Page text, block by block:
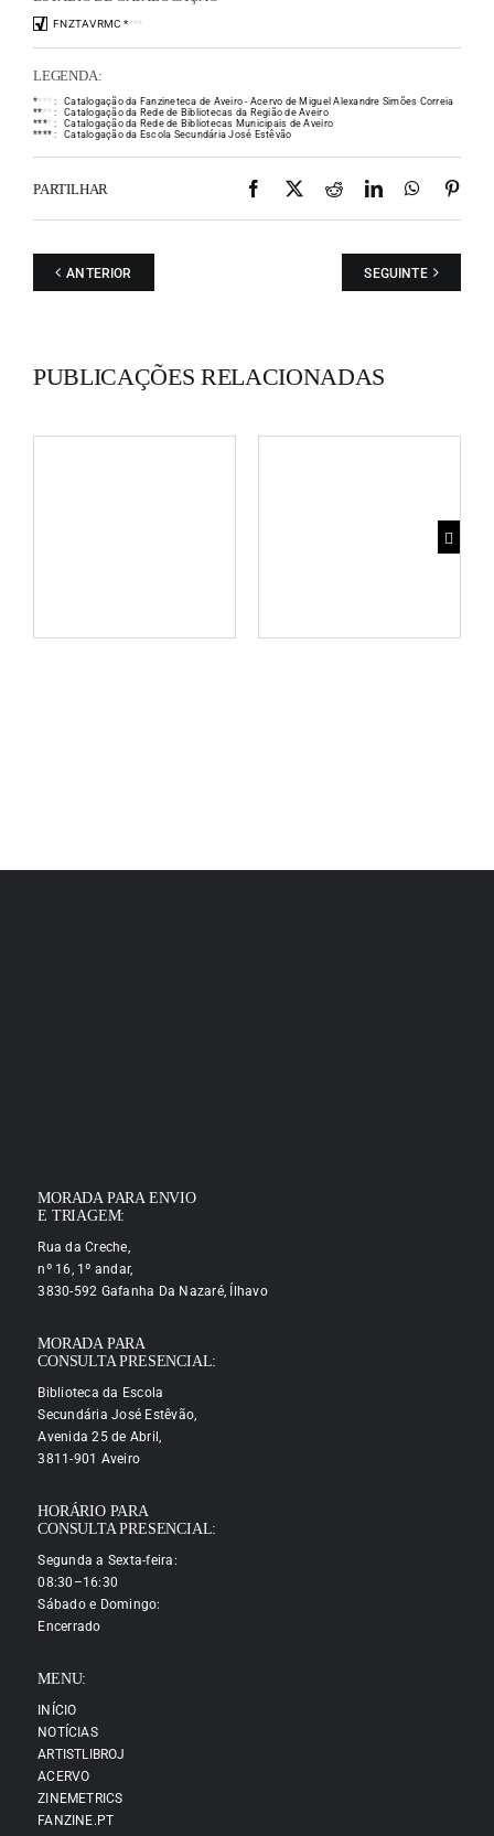
FNZTAVRMC ****
LEGENDA:
** * * :
Catalogação da Fanzineteca de Aveiro - Acervo de Miguel Alexandre Simões Correia
** * * :
Catalogação da Rede de Bibliotecas da Região de Aveiro
**** :
Catalogação da Rede de Bibliotecas Municipais de Aveiro
**** : Catalogação da Escola Secundária José Estêvão
PARTILHAR Facebook
X RedditLinkedIn
ANTERIOR SEGUINTE
PUBLICAÇÕES RELACIONADAS
MORADA PARA ENVIO
E TRIAGEM:
Rua da Creche,
nº 16, 1º andar,
3830-592 Gafanha Da Nazaré, Ílhavo
MORADA PARA
CONSULTA PRESENCIAL:
Biblioteca da Escola
Secundária José Estêvão,
Avenida 25 de Abril,
3811-901 Aveiro
HORÁRIO PARA
CONSULTA PRESENCIAL:
Segunda a Sexta-feira:
08:30–16:30
Sábado e Domingo:
Encerrado
MENU:
INÍCIO
NOTÍCIAS
ARTISTLIBROJ
ACERVO
ZINEMETRICS
FANZINE.PT